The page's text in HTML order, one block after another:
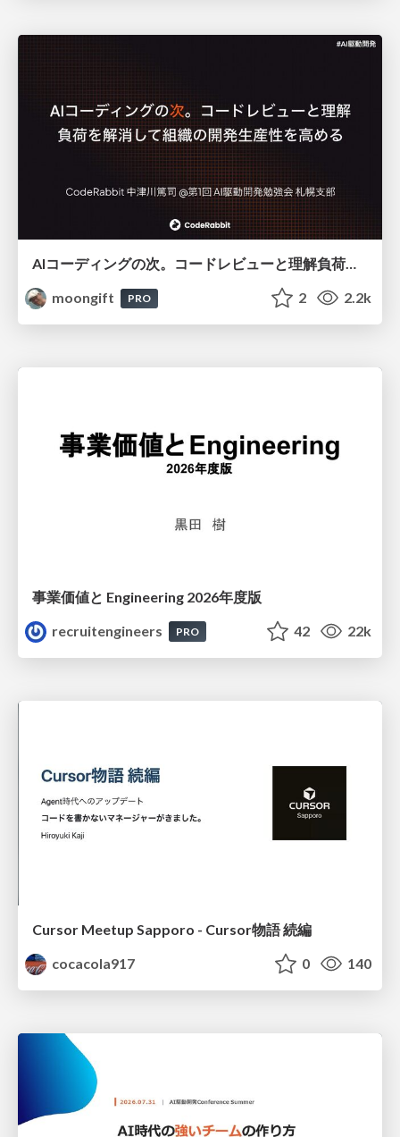
AIコーディングの次。コードレビューと理解負荷を解消して組織の開発生産性を高める
moongift
PRO 2 2.2k
事業価値と Engineering 2026年度版
recruitengineers
PRO 42 22k
Cursor Meetup Sapporo - Cursor物語 続編
cocacola917
0 140